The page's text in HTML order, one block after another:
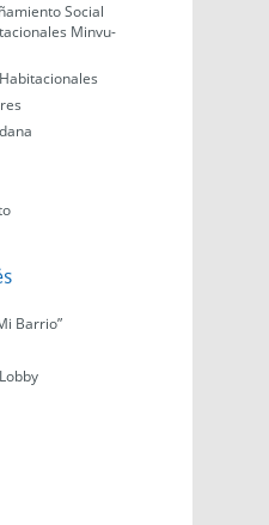
Social
Minvu-
Barrio”